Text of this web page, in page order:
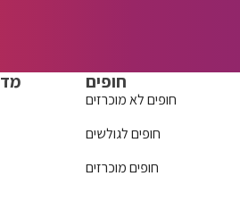
חופים
חופים לא מוכרזים
חופים לגולשים
חופים מוכרזים